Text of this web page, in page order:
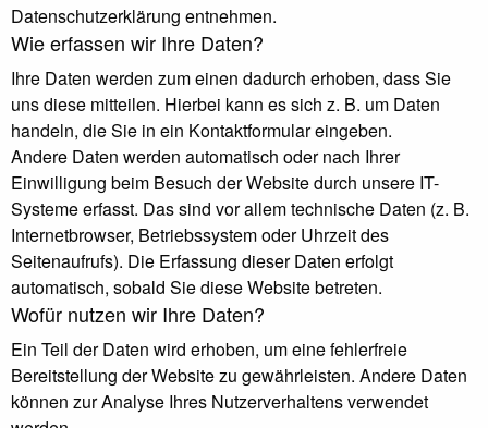
Datenschutzerklärung entnehmen.
Wie erfassen wir Ihre Daten?
Ihre Daten werden zum einen dadurch erhoben, dass Sie
uns diese mitteilen. Hierbei kann es sich z. B. um Daten
handeln, die Sie in ein Kontaktformular eingeben.
Andere Daten werden automatisch oder nach Ihrer
Einwilligung beim Besuch der Website durch unsere IT-
Systeme erfasst. Das sind vor allem technische Daten (z. B.
Internetbrowser, Betriebssystem oder Uhrzeit des
Seitenaufrufs). Die Erfassung dieser Daten erfolgt
automatisch, sobald Sie diese Website betreten.
Wofür nutzen wir Ihre Daten?
Ein Teil der Daten wird erhoben, um eine fehlerfreie
Bereitstellung der Website zu gewährleisten. Andere Daten
können zur Analyse Ihres Nutzerverhaltens verwendet